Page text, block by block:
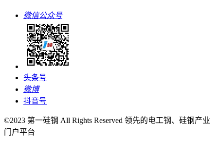
微信公众号
头条号
微博
抖音号
©2023 第一硅钢 All Rights Reserved 领先的电工钢、硅钢产业
门户平台